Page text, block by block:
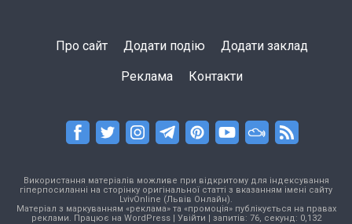
Про сайт Додати подію Додати заклад
Реклама Контакти
Використання матеріалів можливе при відкритому для індексування
гіперпосиланні на сторінку оригінальної статті з вказанням імені сайту
LvivOnline (Львів Онлайн).
Матеріал з маркуванням «реклама» та «промоція» публікується на правах
реклами. Працює на WordPress| Увійти | запитів: 76, секунд: 0,132